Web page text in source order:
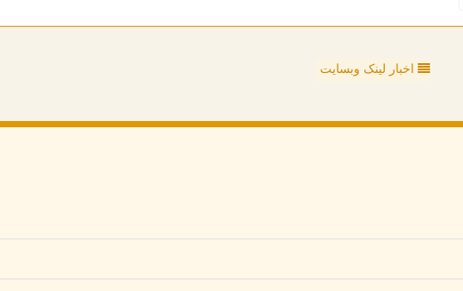
اخبار لینک وبسایت